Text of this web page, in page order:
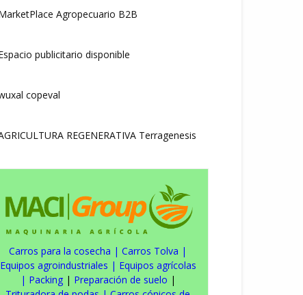
Carros para la cosecha | Carros Tolva |
Equipos agroindustriales | Equipos agrícolas
| Packing| Preparación de suelo |